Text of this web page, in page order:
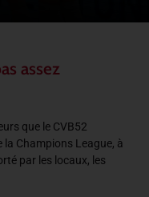
assez
que le CVB52
Champions League, à
par les locaux, les